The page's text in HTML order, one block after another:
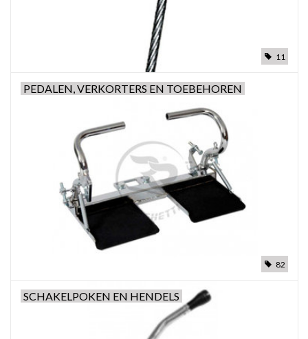
Karts
11
PEDALEN, VERKORTERS EN TOEBEHOREN
82
SCHAKELPOKEN EN HENDELS